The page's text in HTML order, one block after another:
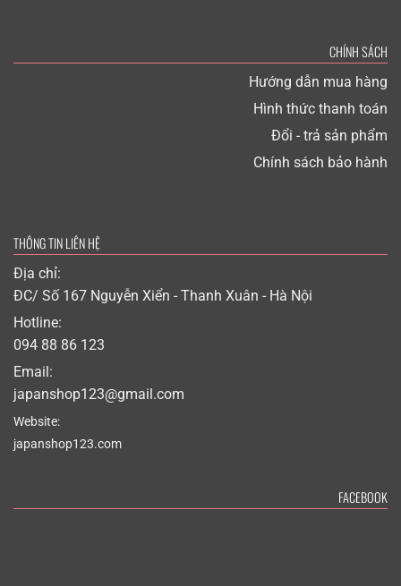
CHÍNH SÁCH
Hướng dẫn mua hàng
Hình thức thanh toán
Đổi - trả sản phẩm
Chính sách bảo hành
THÔNG TIN LIÊN HỆ
Địa chỉ:
ĐC/ Số 167 Nguyễn Xiển - Thanh Xuân - Hà Nội
Hotline:
094 88 86 123
Email:
japanshop123@gmail.com
Website:
japanshop123.com
FACEBOOK